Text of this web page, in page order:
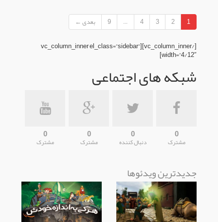
1
2
3
4
…
9
بعدی ←
[/vc_column_inner][vc_column_inner el_class=”sidebar”
width=”4/12″]
شبکه های اجتماعی
0
مشترک
0
دنبال کننده
0
مشترک
0
مشترک
جدیدترین ویدئوها